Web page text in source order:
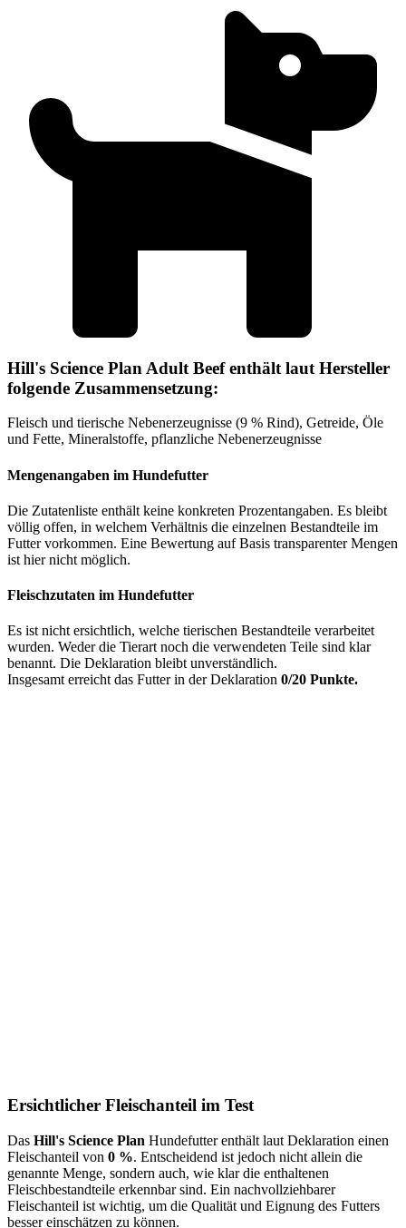
Hill's Science Plan Adult Beef enthält laut Hersteller
folgende Zusammensetzung:
Fleisch und tierische Nebenerzeugnisse (9 % Rind), Getreide, Öle
und Fette, Mineralstoffe, pflanzliche Nebenerzeugnisse
Mengenangaben im Hundefutter
Die Zutatenliste enthält keine konkreten Prozentangaben. Es bleibt
völlig offen, in welchem Verhältnis die einzelnen Bestandteile im
Futter vorkommen. Eine Bewertung auf Basis transparenter Mengen
ist hier nicht möglich.
Fleischzutaten im Hundefutter
Es ist nicht ersichtlich, welche tierischen Bestandteile verarbeitet
wurden. Weder die Tierart noch die verwendeten Teile sind klar
benannt. Die Deklaration bleibt unverständlich.
Insgesamt erreicht das Futter in der Deklaration 0/20 Punkte.
Ersichtlicher Fleischanteil im Test
Das Hill's Science Plan Hundefutter enthält laut Deklaration einen
Fleischanteil von 0 %. Entscheidend ist jedoch nicht allein die
genannte Menge, sondern auch, wie klar die enthaltenen
Fleischbestandteile erkennbar sind. Ein nachvollziehbarer
Fleischanteil ist wichtig, um die Qualität und Eignung des Futters
besser einschätzen zu können.